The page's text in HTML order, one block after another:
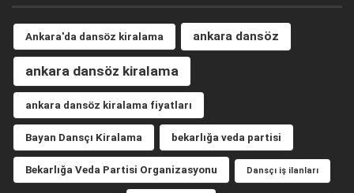
Ankara'da dansöz kiralama ankara dansöz
ankara dansöz kiralama
ankara dansöz kiralama fiyatları
Bayan Dansçı Kiralama bekarlığa veda partisi
Bekarlığa Veda Partisi Organizasyonu Dansçı iş ilanları